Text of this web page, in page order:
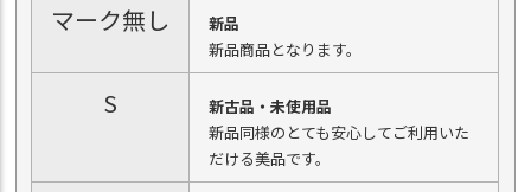
マーク無し
新品
新品商品となります。
S
新古品・未使用品
新品同様のとても安心してご利用いた
だける美品です。